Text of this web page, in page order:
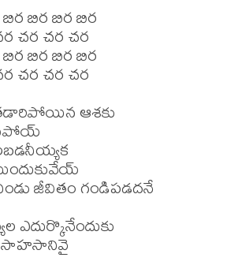
బిర బిర బిర
చర చర చర
బిర బిర బిర
చర చర చర
ఆశకు
జీవితం గండిపడదనే
ఎదుర్కొనేందుకు
సాహసానివై